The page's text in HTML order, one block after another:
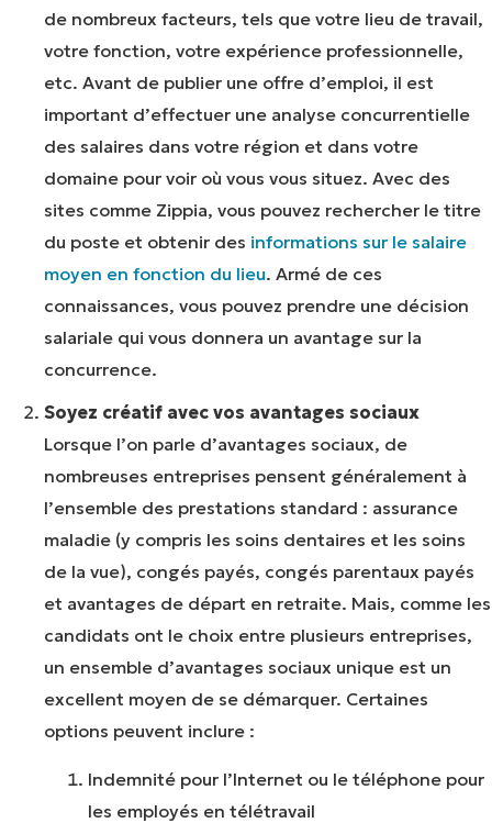
de nombreux facteurs, tels que votre lieu de travail,
votre fonction, votre expérience professionnelle,
etc. Avant de publier une offre d’emploi, il est
important d’effectuer une analyse concurrentielle
des salaires dans votre région et dans votre
domaine pour voir où vous vous situez. Avec des
sites comme Zippia, vous pouvez rechercher le titre
du poste et obtenir des informations sur le salaire
moyen en fonction du lieu. Armé de ces
connaissances, vous pouvez prendre une décision
salariale qui vous donnera un avantage sur la
concurrence.
Soyez créatif avec vos avantages sociaux
Lorsque l’on parle d’avantages sociaux, de
nombreuses entreprises pensent généralement à
l’ensemble des prestations standard : assurance
maladie (y compris les soins dentaires et les soins
de la vue), congés payés, congés parentaux payés
et avantages de départ en retraite. Mais, comme les
candidats ont le choix entre plusieurs entreprises,
un ensemble d’avantages sociaux unique est un
excellent moyen de se démarquer. Certaines
options peuvent inclure :
Indemnité pour l’Internet ou le téléphone pour
les employés en télétravail